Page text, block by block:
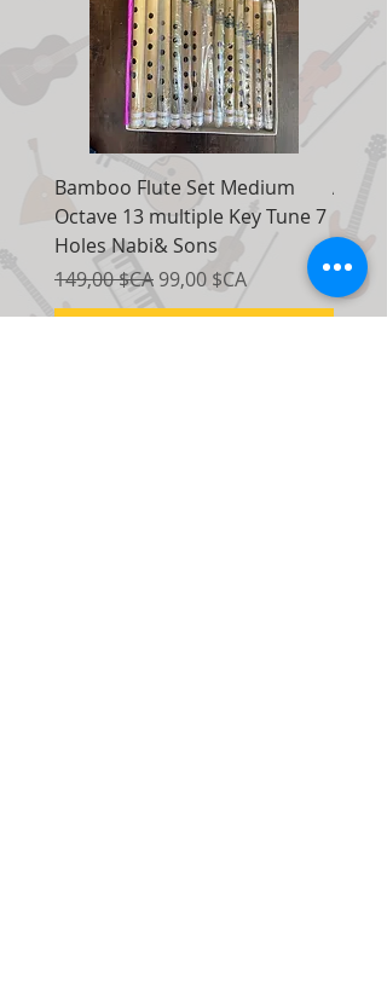
Bamboo Flute Set Medium
Octave 13 multiple Key Tune 7
Holes Nabi& Sons
Prix original
149,00 $CA Prix promotionnel
99,00 $CA
Matte
Prix